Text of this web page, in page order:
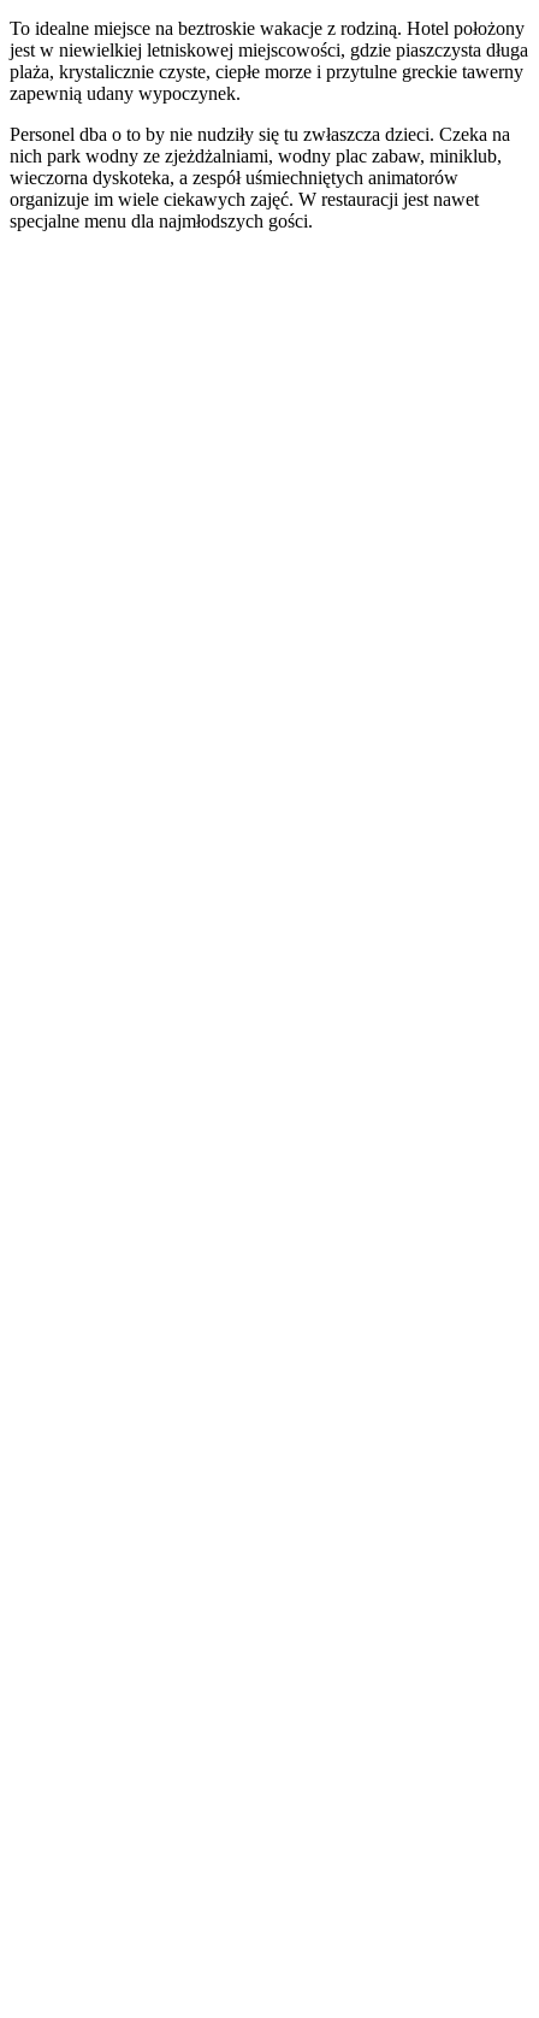
To idealne miejsce na beztroskie wakacje z rodziną. Hotel położony
jest w niewielkiej letniskowej miejscowości, gdzie piaszczysta długa
plaża, krystalicznie czyste, ciepłe morze i przytulne greckie tawerny
zapewnią udany wypoczynek.
Personel dba o to by nie nudziły się tu zwłaszcza dzieci. Czeka na
nich park wodny ze zjeżdżalniami, wodny plac zabaw, miniklub,
wieczorna dyskoteka, a zespół uśmiechniętych animatorów
organizuje im wiele ciekawych zajęć. W restauracji jest nawet
specjalne menu dla najmłodszych gości.